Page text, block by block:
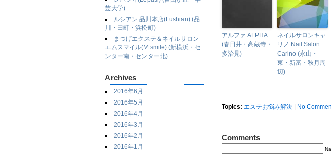
芸大学)
ルシアン 品川本店(Lushian) (品
川・田町・浜松町)
まつげエクステ＆ネイルサロン
エムスマイル(M smile) (新横浜・セ
ンター南・センター北)
Archives
2016年6月
2016年5月
2016年4月
2016年3月
2016年2月
2016年1月
アルファ ALPHA
(春日井・高蔵寺・
多治見)
ネイルサロンキャ
リノ Nail Salon
Carino (永山・
東・新富・秋月周
辺)
Topics: エステお悩み解決 No
Comments